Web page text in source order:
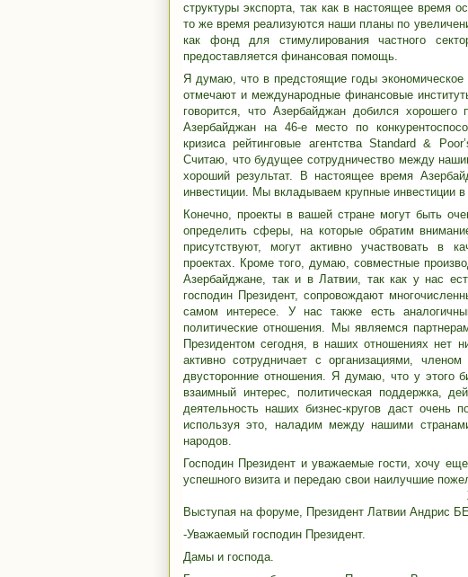
структуры экспорта, так как в настоящее время
то же время реализуются наши планы по
как фонд для стимулирования частного
предоставляется финансовая помощь.
Я думаю, что в предстоящие годы
отмечают и международные финансовые
говорится, что Азербайджан добился
Азербайджан на 46-е место по
кризиса рейтинговые агентства Standard &
Считаю, что будущее сотрудничество между
хороший результат. В настоящее время
инвестиции. Мы вкладываем крупные инвестиции
Конечно, проекты в вашей стране могут быть
определить сферы, на которые обратим
присутствуют, могут активно участвовать в
проектах. Кроме того, думаю, совместные
Азербайджане, так и в Латвии, так как у нас
господин Президент, сопровождают
самом интересе. У нас также есть
политические отношения. Мы являемся
Президентом сегодня, в наших отношениях нет
активно сотрудничает с организациями,
двусторонние отношения. Я думаю, что у этого
взаимный интерес, политическая поддержка,
деятельность наших бизнес-кругов даст
используя это, наладим между нашими
народов.
Господин Президент и уважаемые гости, хочу
успешного визита и передаю свои наилучшие
Выступая на форуме, Президент Латвии Андрис
-Уважаемый господин Президент.
Дамы и господа.